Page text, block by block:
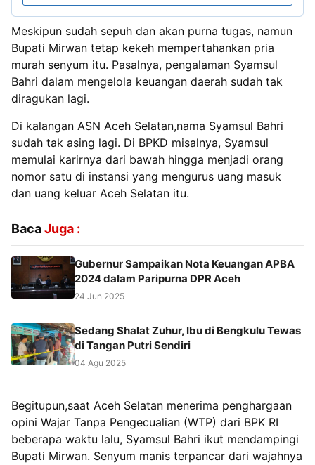
Meskipun sudah sepuh dan akan purna tugas, namun
Bupati Mirwan tetap kekeh mempertahankan pria
murah senyum itu. Pasalnya, pengalaman Syamsul
Bahri dalam mengelola keuangan daerah sudah tak
diragukan lagi.
Di kalangan ASN Aceh Selatan,nama Syamsul Bahri
sudah tak asing lagi. Di BPKD misalnya, Syamsul
memulai karirnya dari bawah hingga menjadi orang
nomor satu di instansi yang mengurus uang masuk
dan uang keluar Aceh Selatan itu.
BacaJuga :
Gubernur Sampaikan Nota Keuangan APBA
2024 dalam Paripurna DPR Aceh
24 Jun 2025
Sedang Shalat Zuhur, Ibu di Bengkulu Tewas
di Tangan Putri Sendiri
04 Agu 2025
Begitupun,saat Aceh Selatan menerima penghargaan
opini Wajar Tanpa Pengecualian (WTP) dari BPK RI
beberapa waktu lalu, Syamsul Bahri ikut mendampingi
Bupati Mirwan. Senyum manis terpancar dari wajahnya